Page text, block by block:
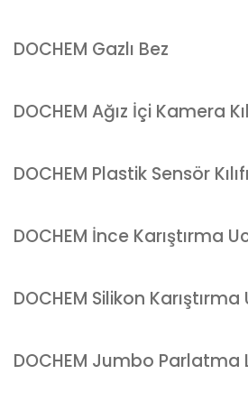
DOCHEM Gazlı Bez
DOCHEM Ağız İçi Kamera
DOCHEM Plastik Sensör Kılıfı
DOCHEM İnce Karıştırma
DOCHEM Silikon Karıştırma
DOCHEM Jumbo Parlatma